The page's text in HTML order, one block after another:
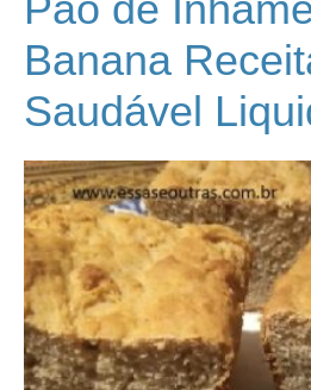
Banana
Saudável